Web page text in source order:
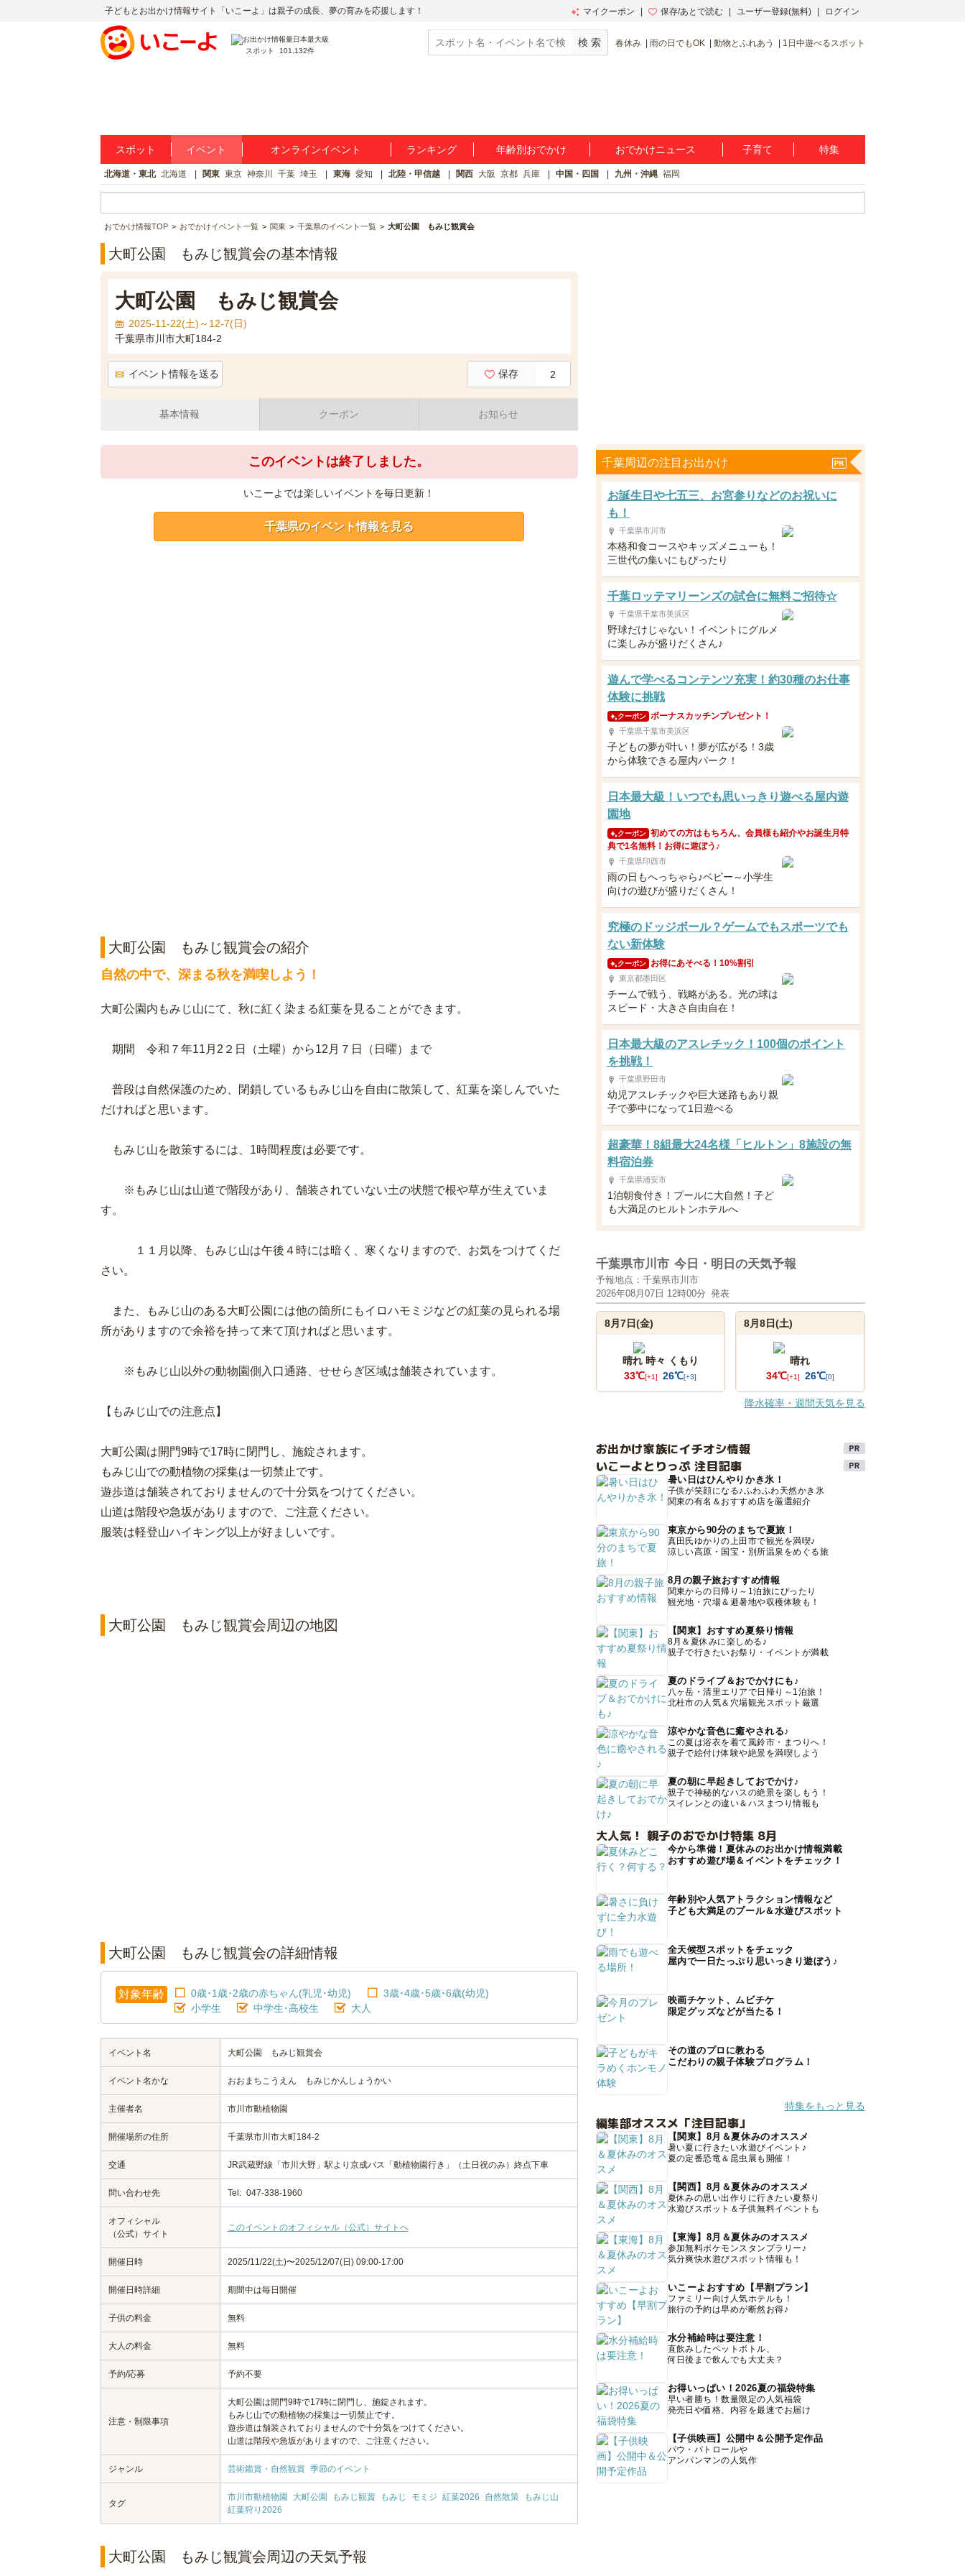
子どもとお出かけ情報サイト「いこーよ」は親子の成長、夢の育みを応援します！ マイクーポン 保存/あとで読む ユーザー登録(無料) ログイン
スポット 101,132件
春休み 雨の日でもOK 動物とふれあう 1日中遊べるスポット
スポット イベント オンラインイベント ランキング 年齢別おでかけ おでかけニュース 子育て 特集
北海道・東北 北海道 関東 東京 神奈川 千葉 埼玉 東海 愛知 北陸・甲信越 関西 大阪 京都 兵庫 中国・四国 九州・沖縄 福岡
おでかけ情報TOP おでかけイベント一覧 関東 千葉県のイベント一覧 大町公園 もみじ観賞会
大町公園 もみじ観賞会の基本情報
大町公園 もみじ観賞会
2025-11-22(土)～12-7(日)
千葉県市川市大町184-2
イベント情報を送る 保存 2
基本情報 クーポン お知らせ
このイベントは終了しました。
いこーよでは楽しいイベントを毎日更新！
千葉県のイベント情報を見る
大町公園 もみじ観賞会の紹介
自然の中で、深まる秋を満喫しよう！
大町公園内もみじ山にて、秋に紅く染まる紅葉を見ることができます。
期間 令和７年11月2２日（土曜）から12月７日（日曜）まで
普段は自然保護のため、閉鎖しているもみじ山を自由に散策して、紅葉を楽しんでいた
だければと思います。
もみじ山を散策するには、1時間程度は必要です。
※もみじ山は山道で階段があり、舗装されていない土の状態で根や草が生えていま
す。
１１月以降、もみじ山は午後４時には暗く、寒くなりますので、お気をつけてくだ
さい。
また、もみじ山のある大町公園には他の箇所にもイロハモミジなどの紅葉の見られる場
所がありますので余裕を持って来て頂ければと思います。
※もみじ山以外の動物園側入口通路、せせらぎ区域は舗装されています。
【もみじ山での注意点】
大町公園は開門9時で17時に閉門し、施錠されます。
もみじ山での動植物の採集は一切禁止です。
遊歩道は舗装されておりませんので十分気をつけてください。
山道は階段や急坂がありますので、ご注意ください。
服装は軽登山ハイキング以上が好ましいです。
大町公園 もみじ観賞会周辺の地図
大町公園 もみじ観賞会の詳細情報
対象年齢 0歳･1歳･2歳の赤ちゃん(乳児･幼児)
3歳･4歳･5歳･6歳(幼児)
小学生
中学生･高校生 大人
イベント名 大町公園 もみじ観賞会
イベント名かな おおまちこうえん もみじかんしょうかい
主催者名 市川市動植物園
開催場所の住所 千葉県市川市大町184-2
交通 JR武蔵野線「市川大野」駅より京成バス「動植物園行き」（土日祝のみ）終点下車
問い合わせ先 Tel: 047-338-1960
オフィシャル
（公式）サイト
このイベントのオフィシャル（公式）サイトへ
開催日時 2025/11/22(土)〜2025/12/07(日) 09:00-17:00
開催日時詳細 期間中は毎日開催
子供の料金 無料
大人の料金 無料
予約/応募 予約不要
注意・制限事項
大町公園は開門9時で17時に閉門し、施錠されます。
もみじ山での動植物の採集は一切禁止です。
遊歩道は舗装されておりませんので十分気をつけてください。
山道は階段や急坂がありますので、ご注意ください。
ジャンル 芸術鑑賞・自然観賞 季節のイベント
タグ
市川市動植物園 大町公園 もみじ観賞 もみじ モミジ 紅葉2026 自然散策
もみじ山
紅葉狩り2026
大町公園 もみじ観賞会周辺の天気予報
千葉周辺の注目お出かけ
お誕生日や七五三、お宮参りなどのお祝いに
も！
千葉県市川市
本格和食コースやキッズメニューも！
三世代の集いにもぴったり
千葉ロッテマリーンズの試合に無料ご招待☆
千葉県千葉市美浜区
野球だけじゃない！イベントにグルメ
に楽しみが盛りだくさん♪
遊んで学べるコンテンツ充実！約30種のお仕事
体験に挑戦
クーポン ボーナスカッチンプレゼント！
千葉県千葉市美浜区
子どもの夢が叶い！夢が広がる！3歳
から体験できる屋内パーク！
日本最大級！いつでも思いっきり遊べる屋内遊
園地
クーポン 初めての方はもちろん、会員様も紹介やお誕生月特
典で1名無料！お得に遊ぼう♪
千葉県印西市
雨の日もへっちゃら♪ベビー～小学生
向けの遊びが盛りだくさん！
究極のドッジボール？ゲームでもスポーツでも
ない新体験
クーポン お得にあそべる！10%割引
東京都墨田区
チームで戦う、戦略がある。光の球は
スピード・大きさ自由自在！
日本最大級のアスレチック！100個のポイント
を挑戦！
千葉県野田市
幼児アスレチックや巨大迷路もあり親
子で夢中になって1日遊べる
超豪華！8組最大24名様「ヒルトン」8施設の無
料宿泊券
千葉県浦安市
1泊朝食付き！プールに大自然！子ど
も大満足のヒルトンホテルへ
千葉県市川市 今日・明日の天気予報
予報地点：千葉県市川市
2026年08月07日 12時00分 発表
8月7日(金)
晴れ 時々 くもり
33℃[+1] 26℃[+3]
8月8日(土)
晴れ
34℃[+1] 26℃[0]
降水確率・週間天気を見る
お出かけ家族にイチオシ情報
いこーよとりっぷ 注目記事
暑い日はひんやりかき氷！
子供が笑顔になる♪ふわふわ天然かき氷
関東の有名＆おすすめ店を厳選紹介
東京から90分のまちで夏旅！
真田氏ゆかりの上田市で観光を満喫♪
涼しい高原・国宝・別所温泉をめぐる旅
8月の親子旅おすすめ情報
関東からの日帰り～1泊旅にぴったり
観光地・穴場＆避暑地や収穫体験も！
【関東】おすすめ夏祭り情報
8月＆夏休みに楽しめる♪
親子で行きたいお祭り・イベントが満載
夏のドライブ＆おでかけにも♪
八ヶ岳・清里エリアで日帰り～1泊旅！
北杜市の人気＆穴場観光スポット厳選
涼やかな音色に癒やされる♪
この夏は浴衣を着て風鈴市・まつりへ！
親子で絵付け体験や絶景を満喫しよう
夏の朝に早起きしておでかけ♪
親子で神秘的なハスの絶景を楽しもう！
スイレンとの違い＆ハスまつり情報も
大人気！ 親子のおでかけ特集 8月
今から準備！夏休みのお出かけ情報満載
おすすめ遊び場＆イベントをチェック！
年齢別や人気アトラクション情報など
子ども大満足のプール＆水遊びスポット
全天候型スポットをチェック
屋内で一日たっぷり思いっきり遊ぼう♪
映画チケット、ムビチケ
限定グッズなどが当たる！
その道のプロに教わる
こだわりの親子体験プログラム！
特集をもっと見る
編集部オススメ「注目記事」
【関東】8月＆夏休みのオススメ
暑い夏に行きたい水遊びイベント♪
夏の定番恐竜＆昆虫展も開催！
【関西】8月＆夏休みのオススメ
夏休みの思い出作りに行きたい夏祭り
水遊びスポット＆子供無料イベントも
【東海】8月＆夏休みのオススメ
参加無料ポケモンスタンプラリー♪
気分爽快水遊びスポット情報も！
いこーよおすすめ【早割プラン】
ファミリー向け人気ホテルも！
旅行の予約は早めが断然お得♪
水分補給時は要注意！
直飲みしたペットボトル、
何日後まで飲んでも大丈夫？
お得いっぱい！2026夏の福袋特集
早い者勝ち！数量限定の人気福袋
発売日や価格、内容を最速でお届け
【子供映画】公開中＆公開予定作品
パウ・パトロールや
アンパンマンの人気作